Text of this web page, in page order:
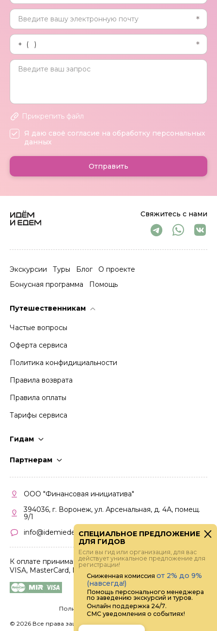
Свяжитесь с нами
Экскурсии Туры Блог
О проекте
Бонусная программа
Помощь
Путешественникам
Частые вопросы
Оферта сервиса
Политика конфидициальности
Правила возврата
Правила оплаты
Тарифы сервиса
Гидам
Партнерам
Кабинет партнера
Правила участия
ООО "Финансовая инициатива"
394036, г. Воронеж, ул. Арсенальная, д. 4А, помещ.
9/1
info@idemiedem.ru
К оплате принимаются карты
VISA, MasterCard, МИР
Политика конфиденциальности
© 2026 Все права защищены.
Прикрепить файл
Я даю своё согласие на обработку персональных
данных
Отправить
СПЕЦИАЛЬНОЕ ПРЕДЛОЖЕНИЕ
ДЛЯ ГИДОВ
Если вы гид или организация, для вас
действует уникальное предложение для
регистрации!
Сниженная комиссия от 2% до 9%
(навсегда!)
Помощь персонального менеджера
по заведению экскурсий и туров.
Онлайн поддержка 24/7.
СМС уведомления о событиях!